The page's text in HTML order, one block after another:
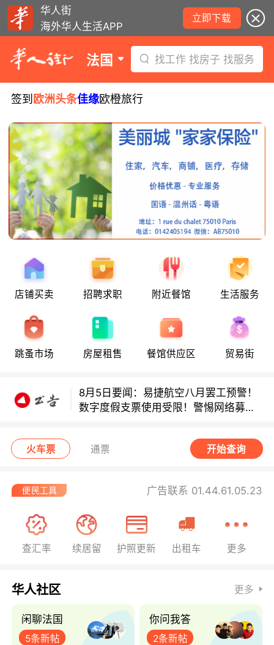
华人街
海外华人生活APP
立即下载
法国 找工作 找房子 找服务
签到 欧洲头条佳缘欧橙旅行
店铺买卖 招聘求职 附近餐馆 生活服务
跳蚤市场 房屋租售 餐馆供应区 贸易街
8月5日要闻：易捷航空八月罢工预警！
数字度假支票使用受限！警惕网络募捐
无栏杆收费站逃费将重罚！
多款避孕套因安全缺陷召回！
8月5日要闻：易捷航空八月罢工预警！
数字度假支票使用受限！警惕网络募捐
无栏杆收费站逃费将重罚！
火车票 通票 开始查询
广告联系 01.44.61.05.23
查汇率 续居留 护照更新 出租车 更多
华人社区 更多
闲聊法国
5条新帖
你问我答
2条新帖